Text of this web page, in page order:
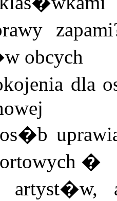
obcych
dla
�